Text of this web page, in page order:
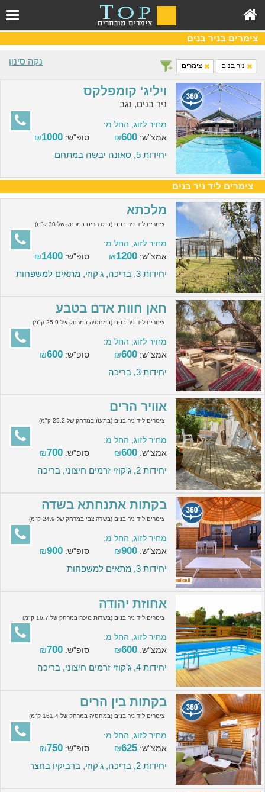
צימרים בניר בנים
נקה סינון ניר בנים צימרים
ויליג' קומפלקס
ניר בנים, נגב
מחיר לזוג, החל מ:
אמצ"ש:
₪600 סופ"ש: ₪1000
יחידות 5, סאונה יבשה במתחם
צימרים ליד ניר בנים
מלכתא
צימרים ליד ניר בנים (בנס הרים במרחק של 30 ק"מ)
מחיר לזוג, החל מ:
אמצ"ש:
₪1200 סופ"ש: ₪1400
יחידות 3, בריכה, ג'קוזי, מתאים למשפחות
חאן חוות אדם בטבע
צימרים ליד ניר בנים (במחסיה במרחק של 25.9 ק"מ)
מחיר לזוג, החל מ:
אמצ"ש:
₪600 סופ"ש: ₪600
יחידות 3, בריכה
אוויר הרים
צימרים ליד ניר בנים (בתעוז במרחק של 25.2 ק"מ)
מחיר לזוג, החל מ:
אמצ"ש:
₪600 סופ"ש: ₪700
יחידות 2, ג'קוזי זרמים חיצוני, בריכה
בקתות אתנחתא בשדה
צימרים ליד ניר בנים (בשדה צבי במרחק של 24.9 ק"מ)
מחיר לזוג, החל מ:
אמצ"ש:
₪900 סופ"ש: ₪900
יחידות 3, מתאים למשפחות
אחוזת יהודה
צימרים ליד ניר בנים (בשדות מיכה במרחק של 16.7 ק"מ)
מחיר לזוג, החל מ:
אמצ"ש:
₪600 סופ"ש: ₪700
יחידות 4, ג'קוזי זרמים חיצוני, בריכה
בקתות בין הרים
צימרים ליד ניר בנים (במחסיה במרחק של 161.4 ק"מ)
מחיר לזוג, החל מ:
אמצ"ש:
₪625 סופ"ש: ₪750
יחידות 2, בריכה, ג'קוזי, ברביקיו בחצר